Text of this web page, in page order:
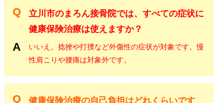
立川市のまろん接骨院では、すべての症状に
健康保険治療は使えますか？
いいえ。捻挫や打撲など外傷性の症状が対象です。慢
性肩こりや腰痛は対象外です。
健康保険治療の自己負担はどれくらいです